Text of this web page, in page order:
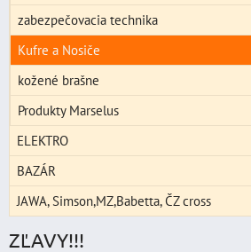
zabezpečovacia technika
Kufre a Nosiče
kožené brašne
Produkty Marselus
ELEKTRO
BAZÁR
JAWA, Simson,MZ,Babetta, ČZ cross
ZĽAVY!!!